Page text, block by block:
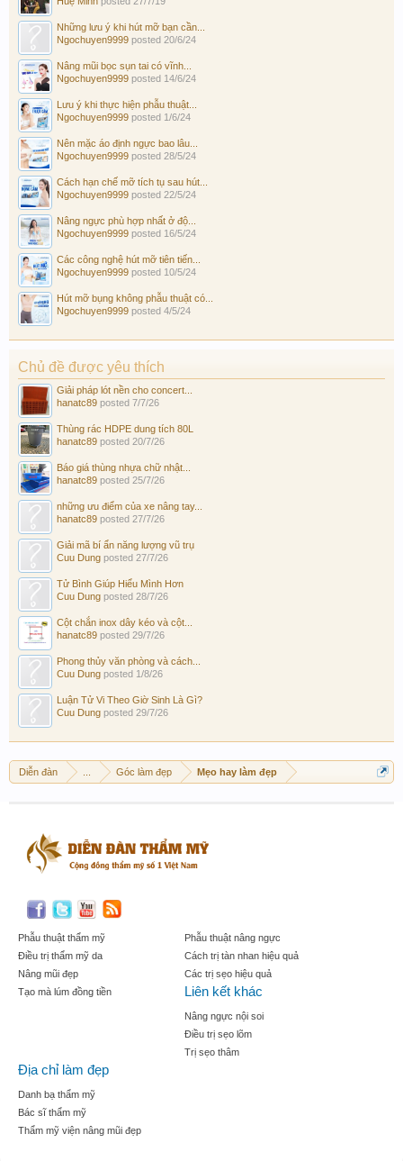
Những lưu ý khi hút mỡ bạn cần...
Ngochuyen9999 posted 20/6/24
Nâng mũi bọc sụn tai có vĩnh...
Ngochuyen9999 posted 14/6/24
Lưu ý khi thực hiện phẫu thuật...
Ngochuyen9999 posted 1/6/24
Nên mặc áo định ngực bao lâu...
Ngochuyen9999 posted 28/5/24
Cách hạn chế mỡ tích tụ sau hút...
Ngochuyen9999 posted 22/5/24
Nâng ngực phù hợp nhất ở độ...
Ngochuyen9999 posted 16/5/24
Các công nghệ hút mỡ tiên tiến...
Ngochuyen9999 posted 10/5/24
Hút mỡ bụng không phẫu thuật có...
Ngochuyen9999 posted 4/5/24
Chủ đề được yêu thích
Giải pháp lót nền cho concert...
hanatc89 posted 7/7/26
Thùng rác HDPE dung tích 80L
hanatc89 posted 20/7/26
Báo giá thùng nhựa chữ nhật...
hanatc89 posted 25/7/26
những ưu điểm của xe nâng tay...
hanatc89 posted 27/7/26
Giải mã bí ẩn năng lượng vũ trụ
Cuu Dung posted 27/7/26
Tử Bình Giúp Hiểu Mình Hơn
Cuu Dung posted 28/7/26
Cột chắn inox dây kéo và cột...
hanatc89 posted 29/7/26
Phong thủy văn phòng và cách...
Cuu Dung posted 1/8/26
Luận Tử Vi Theo Giờ Sinh Là Gì?
Cuu Dung posted 29/7/26
Diễn đàn Góc làm đẹp Mẹo hay làm đẹp
Phẫu thuật thẩm mỹ
Điều trị thẩm mỹ da
Nâng mũi đẹp
Tạo mà lúm đồng tiền
Phẫu thuật nâng ngực
Cách trị tàn nhan hiệu quả
Các trị sẹo hiệu quả
Liên kết khác
Nâng ngực nội soi
Điều trị sẹo lõm
Trị sẹo thâm
Địa chỉ làm đẹp
Danh bạ thẩm mỹ
Bác sĩ thẩm mỹ
Thẩm mỹ viện nâng mũi đẹp